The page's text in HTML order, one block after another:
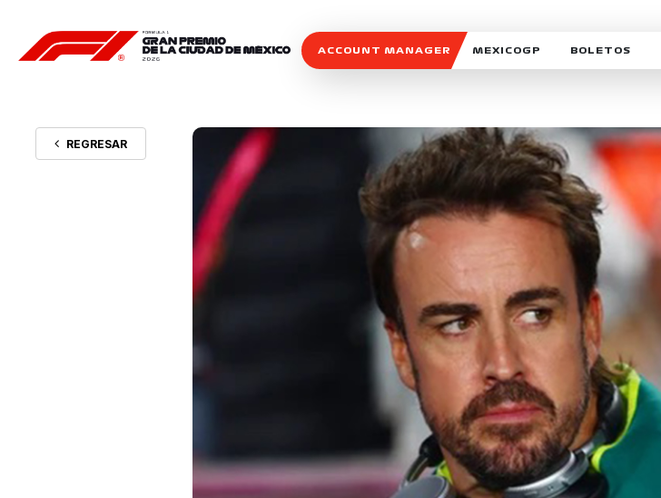
ACCOUNT MANAGER MEXICOGP
SOSTENIBILIDAD
CELEBRA CON NOSOTROS
BOLETOS
REGRESAR